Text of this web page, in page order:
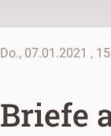
Do., 07.01.2021 ,
Briefe